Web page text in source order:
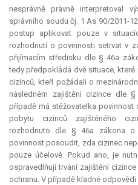
nesprávně právně interpretoval
správního soudu čj. 1 As 90/2011-
postup aplikovat pouze v
rozhodnutí o povinnosti setrvat v
přijímacím středisku dle § 46a
tedy předpokládá dvě situace,
cizinců, kteří požádali o
následném zajištění cizince dle
případě má stěžovatelka
pobytu cizinců zajištěného
rozhodnuto dle § 46a zákona o
povinnost posoudit, zda cizinec
pouze účelově. Pokud ano, je
ospravedlňují trvání zajištění
ochranu. V případě kladné